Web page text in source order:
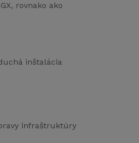
rovnako ako
inštalácia
infraštruktúry